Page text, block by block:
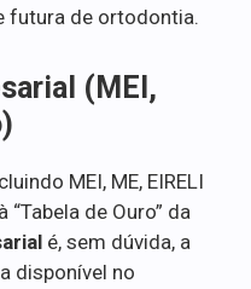
futura de ortodontia.
(MEI,
MEI, ME, EIRELI
de Ouro” da
é, sem dúvida, a
disponível no